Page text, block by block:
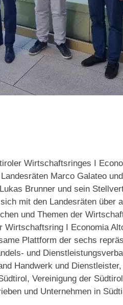
Wirtschaftsringes I
Marco Galateo
Brunner und sein
mit den Landesräten über
und Themen der
Wirtschaftsring I Economia
Plattform der sechs
und
Handwerk und
Vereinigung der
und Unternehmen in